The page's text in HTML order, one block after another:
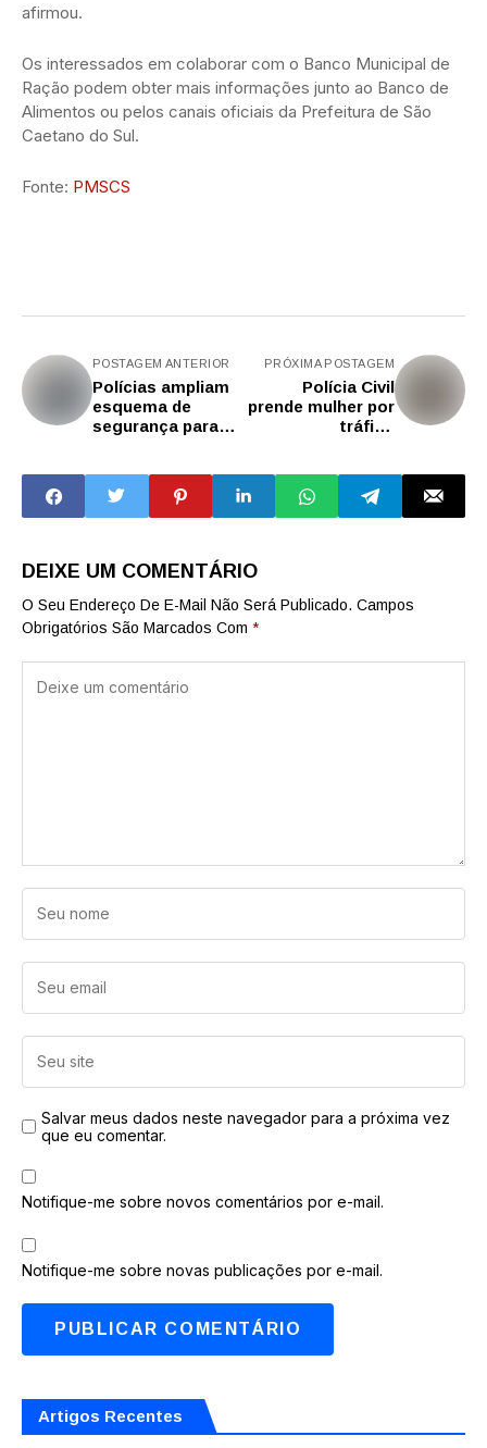
afirmou.
Os interessados em colaborar com o Banco Municipal de
Ração podem obter mais informações junto ao Banco de
Alimentos ou pelos canais oficiais da Prefeitura de São
Caetano do Sul.
Fonte: PMSCS
POSTAGEM ANTERIOR
Polícias ampliam
esquema de
segurança para
São Paulo
PRÓXIMA POSTAGEM
Polícia Civil
prende mulher por
tráfico
aeroporto de
Guarulhos
DEIXE UM COMENTÁRIO
O Seu Endereço De E-Mail Não Será Publicado. Campos
Obrigatórios São Marcados Com *
Salvar meus dados neste navegador para a próxima vez
que eu comentar.
Notifique-me sobre novos comentários por e-mail.
Notifique-me sobre novas publicações por e-mail.
Artigos Recentes